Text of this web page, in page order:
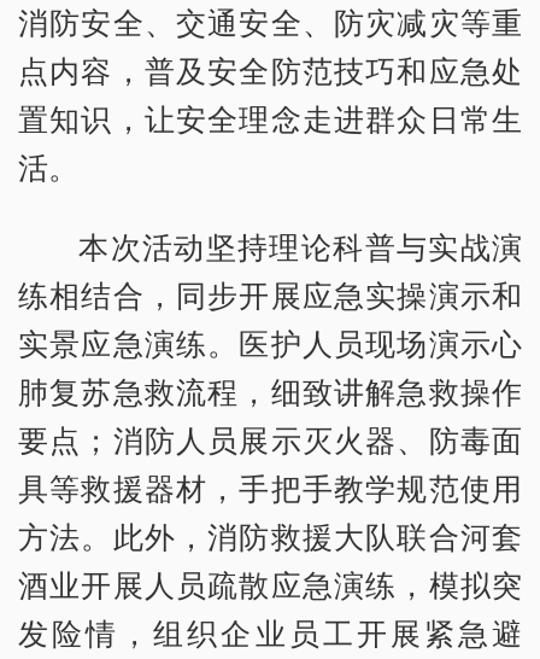
消防安全、交通安全、防灾减灾等重
点内容，普及安全防范技巧和应急处
置知识，让安全理念走进群众日常生
活。
本次活动坚持理论科普与实战演
练相结合，同步开展应急实操演示和
实景应急演练。医护人员现场演示心
肺复苏急救流程，细致讲解急救操作
要点；消防人员展示灭火器、防毒面
具等救援器材，手把手教学规范使用
方法。此外，消防救援大队联合河套
酒业开展人员疏散应急演练，模拟突
发险情，组织企业员工开展紧急避